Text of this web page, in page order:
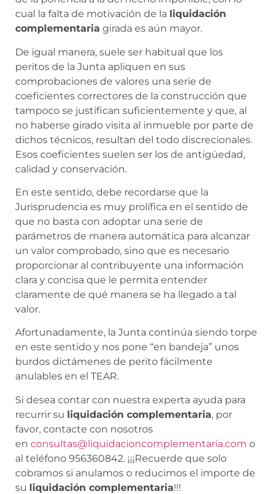
cual la falta de motivación de la liquidación
complementaria girada es aún mayor.
De igual manera, suele ser habitual que los
peritos de la Junta apliquen en sus
comprobaciones de valores una serie de
coeficientes correctores de la construcción que
tampoco se justifican suficientemente y que, al
no haberse girado visita al inmueble por parte de
dichos técnicos, resultan del todo discrecionales.
Esos coeficientes suelen ser los de antigüedad,
calidad y conservación.
En este sentido, debe recordarse que la
Jurisprudencia es muy prolífica en el sentido de
que no basta con adoptar una serie de
parámetros de manera automática para alcanzar
un valor comprobado, sino que es necesario
proporcionar al contribuyente una información
clara y concisa que le permita entender
claramente de qué manera se ha llegado a tal
valor.
Afortunadamente, la Junta continúa siendo torpe
en este sentido y nos pone “en bandeja” unos
burdos dictámenes de perito fácilmente
anulables en el TEAR.
Si desea contar con nuestra experta ayuda para
recurrir su liquidación complementaria, por
favor, contacte con nosotros
en consultas@liquidacioncomplementaria.com o
al teléfono 956360842. ¡¡¡Recuerde que solo
cobramos si anulamos o reducimos el importe de
su liquidación complementaria!!!